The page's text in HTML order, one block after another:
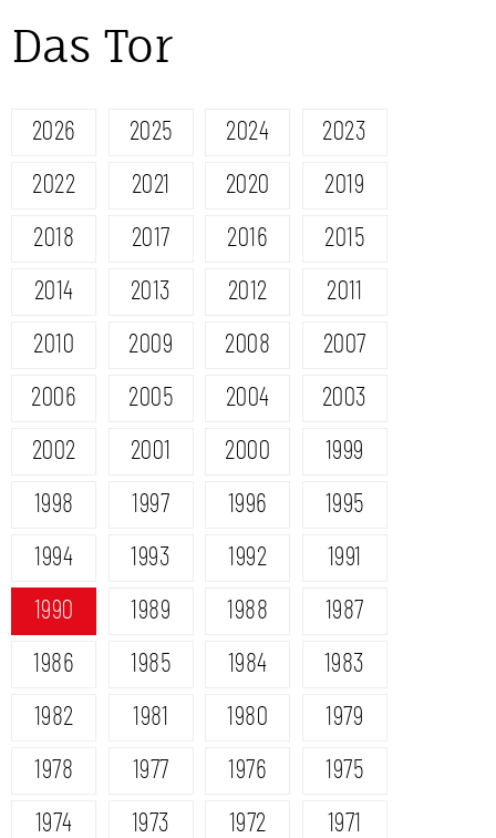
Das Tor
2026 2025 2024
2023
2022
2021 2020
2019
2018
2017 2016
2015
2014
2013 2012
2011
2010
2009 2008
2007
2006
2005 2004
2003
2002
2001 2000
1999
1998
1997 1996
1995
1994
1993 1992
1991
1990
1989 1988
1987
1986
1985 1984
1983
1982
1981 1980
1979
1978
1977 1976
1975
1974
1973 1972
1971